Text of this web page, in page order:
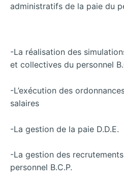
administratifs de la paie du
-La réalisation des
et collectives du personnel
-L’exécution des
salaires
-La gestion de la paie D.D.E.
-La gestion des
personnel B.C.P.